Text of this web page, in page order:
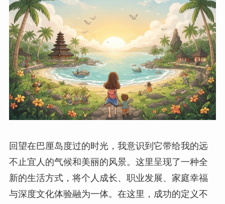
回望在巴厘岛度过的时光，我意识到它带给我的远
不止宜人的气候和美丽的风景。这里呈现了一种全
新的生活方式，将个人成长、职业发展、家庭幸福
与深度文化体验融为一体。在这里，成功的定义不